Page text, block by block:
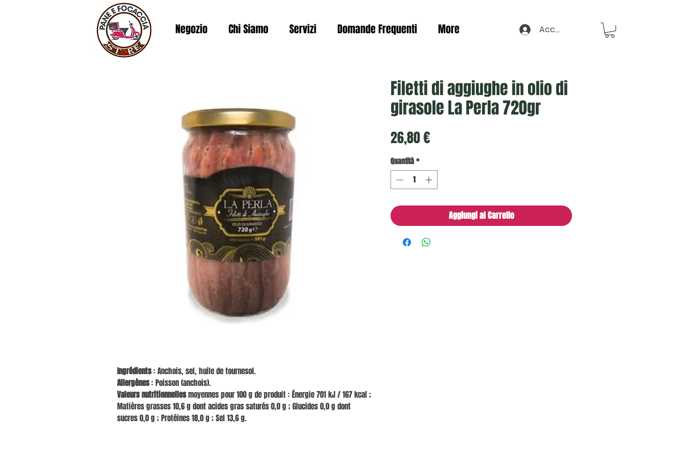
Negozio Chi Siamo Servizi Domande Frequenti More Accedi
Ingrédients: Anchois, sel, huile de tournesol.
Allergènes: Poisson (anchois).
Valeurs nutritionnellesmoyennes pour 100 g de produit : Énergie 701 kJ / 167 kcal ;
Matières grasses 10,6 g dont acides gras saturés 0,0 g ; Glucides 0,0 g dont
sucres 0,0 g ; Protéines 18,0 g ; Sel 13,6 g.
Filetti di aggiughe in olio di
girasole La Perla 720gr
26,80 €Prezzo
Quantità*
Aggiungi al Carrello